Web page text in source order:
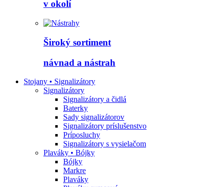
v okolí
Široký sortiment
návnad a nástrah
Stojany • Signalizátory
Signalizátory
Signalizátory a čidlá
Baterky
Sady signalizátorov
Signalizátory príslušenstvo
Príposluchy
Signalizátory s vysielačom
Plaváky • Bójky
Bójky
Markre
Plaváky